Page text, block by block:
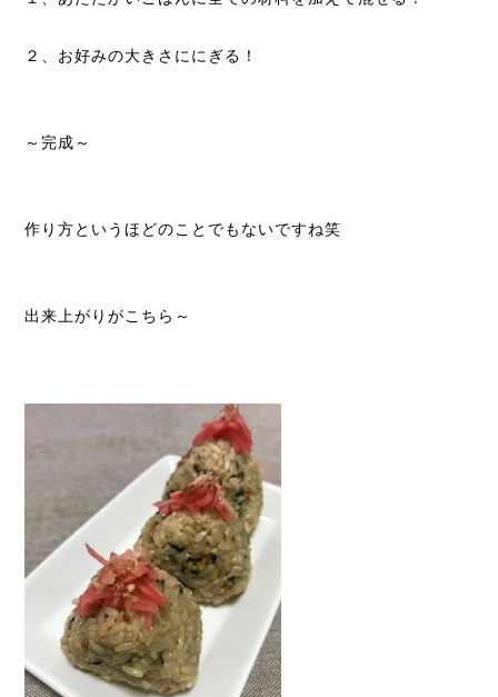
２、お好みの大きさににぎる！
～完成～
作り方というほどのことでもないですね笑
出来上がりがこちら～